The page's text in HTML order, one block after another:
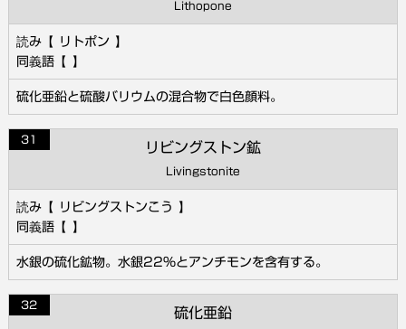
Lithopone
リトポン
硫化亜鉛と硫酸バリウムの混合物で白色顔料。
31
リビングストン鉱
Livingstonite
リビングストンこう
水銀の硫化鉱物。水銀22％とアンチモンを含有する。
32
硫化亜鉛